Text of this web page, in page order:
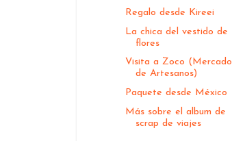
Regalo desde Kireei
La chica del vestido de
flores
Visita a Zoco (Mercado
de Artesanos)
Paquete desde México
Más sobre el album de
scrap de viajes